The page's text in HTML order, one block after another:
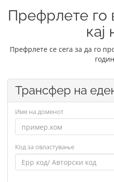
Префрлете го
кај
Префрлете се сега за да го
Трансфер на
Име на доменот
Код за овластување